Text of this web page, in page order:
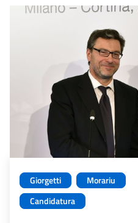
Giorgetti
Morariu
Candidatura